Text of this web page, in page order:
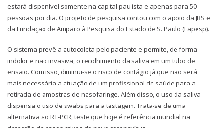
estará disponível somente na capital paulista e apenas para 50
pessoas por dia. O projeto de pesquisa contou com o apoio da JBS e
da Fundação de Amparo à Pesquisa do Estado de S. Paulo (Fapesp).
O sistema prevê a autocoleta pelo paciente e permite, de forma
indolor e não invasiva, o recolhimento da saliva em um tubo de
ensaio. Com isso, diminui-se o risco de contágio já que não será
mais necessária a atuação de um profissional de saúde para a
retirada de amostras de nasofaringe. Além disso, o uso da saliva
dispensa o uso de swabs para a testagem. Trata-se de uma
alternativa ao RT-PCR, teste que hoje é referência mundial na